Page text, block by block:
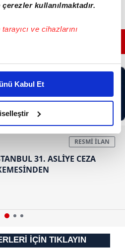
kullanılmaktadır.
ve cihazlarını
halinde sizlere özel
Bunu yaparken
bir reklam deneyimi sunmak
sunabilmek adına
ve bu noktada,
karşılamak noktasında tek gelir
hatırlatmak isteriz.
bu çerezlere izin vermedikleri
reklamlar
sunabilmek için İnternet
vasıtasıyla çeşitli kişisel
Kabul Et
MANŞETLERİ İÇİN TIKLAYIN
31. ASLİYE CEZA
İÇİN TIKLAYIN